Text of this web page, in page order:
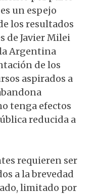
un espejo
los resultados
de Javier Milei
Argentina
de los
aspirados a
tenga efectos
reducida a
requieren ser
a la brevedad
limitado por